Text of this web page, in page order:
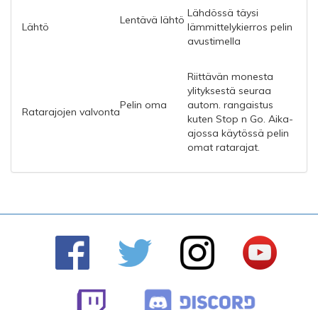
Lähtö
Lentävä lähtö
Lähdössä täysi
lämmittelykierros pelin
avustimella
Ratarajojen valvonta
Pelin oma
Riittävän monesta
ylityksestä seuraa
autom. rangaistus
kuten Stop n Go. Aika-
ajossa käytössä pelin
omat ratarajat.